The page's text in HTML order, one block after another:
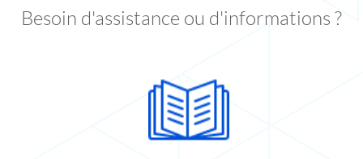
Besoin d'assistance ou d'informations ?